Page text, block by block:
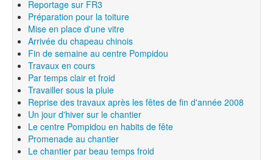
Reportage sur FR3
Préparation pour la toiture
Mise en place d'une vitre
Arrivée du chapeau chinois
Fin de semaine au centre Pompidou
Travaux en cours
Par temps clair et froid
Travailler sous la pluie
Reprise des travaux après les fêtes de fin d'année 2008
Un jour d'hiver sur le chantier
Le centre Pompidou en habits de fête
Promenade au chantier
Le chantier par beau temps froid